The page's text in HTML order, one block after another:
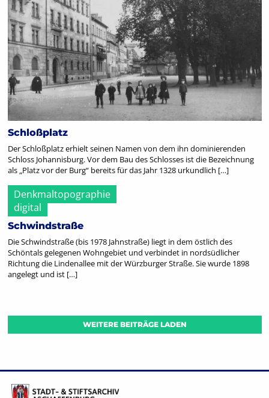
Schloßplatz
Der Schloßplatz erhielt seinen Namen von dem ihn dominierenden
Schloss Johannisburg. Vor dem Bau des Schlosses ist die Bezeichnung
als „Platz vor der Burg“ bereits für das Jahr 1328 urkundlich […]
Denkmaltopographie
digital
Schwindstraße
Die Schwindstraße (bis 1978 Jahnstraße) liegt in dem östlich des
Schöntals gelegenen Wohngebiet und verbindet in nordsüdlicher
Richtung die Lindenallee mit der Würzburger Straße. Sie wurde 1898
angelegt und ist […]
WEITERE BEITRÄGE LADEN